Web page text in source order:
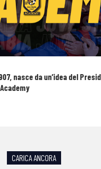
nasce da un’idea del
CARICA ANCORA